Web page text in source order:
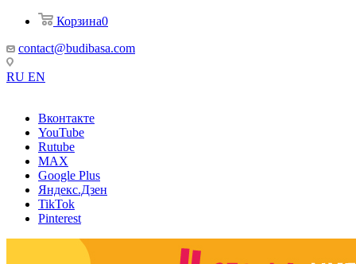
Корзина0
contact@budibasa.com
RU EN
Вконтакте
YouTube
Rutube
MAX
Google Plus
Яндекс.Дзен
TikTok
Pinterest